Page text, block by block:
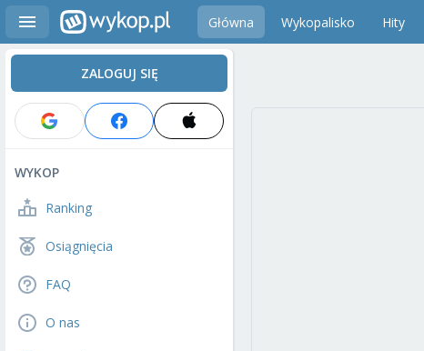
Główna Wykopalisko Hity
ZALOGUJ SIĘ
WYKOP
Ranking
Osiągnięcia
FAQ
O nas